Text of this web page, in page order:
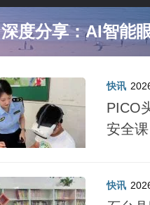
深度分享：AI智能
快讯
PICO
安全课
快讯